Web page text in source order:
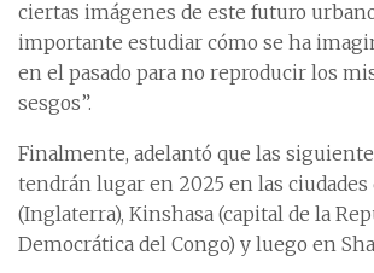
ciertas imágenes de este futuro
importante estudiar cómo se ha
en el pasado para no reproducir los
sesgos”.
Finalmente, adelantó que las
tendrán lugar en 2025 en las ciudades
(Inglaterra), Kinshasa (capital de la
Democrática del Congo) y luego en